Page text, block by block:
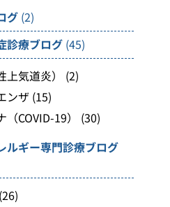
グ (2)
診療ブログ (45)
気道炎）
(2)
ンザ (15)
COVID-19）
(30)
ルギー専門診療ブログ
(26)